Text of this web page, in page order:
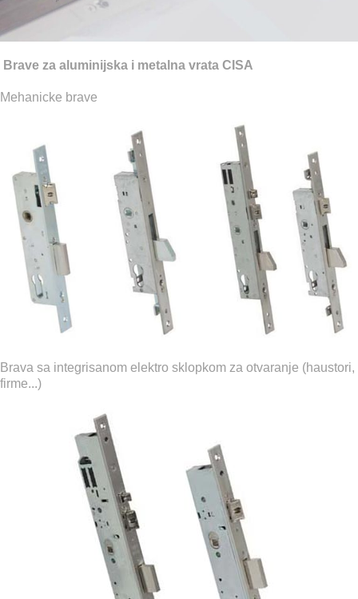
Brave za aluminijska i metalna vrata CISA
Mehanicke brave
Brava sa integrisanom elektro sklopkom za otvaranje (haustori,
firme...)